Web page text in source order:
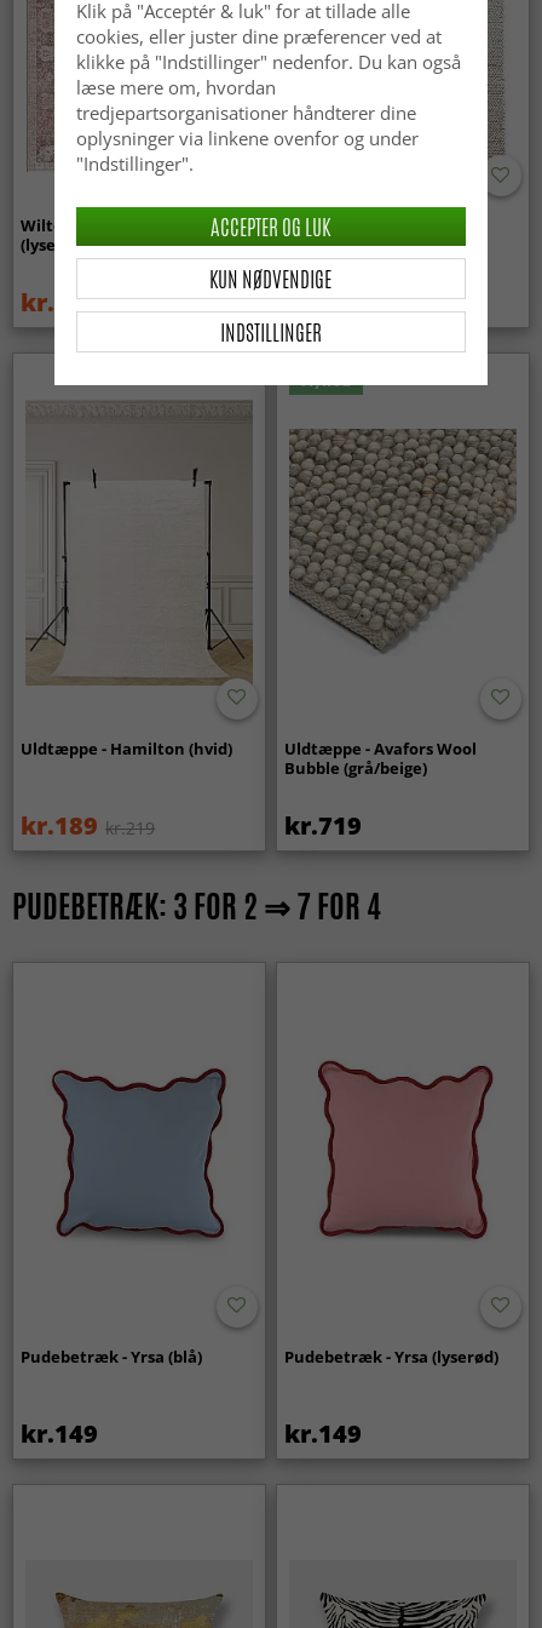
Wilton-tæppe - Gombalia
(lyserød)
kr.329 kr.439
Uldtæppe - Avafors Wool
Bubble (natural)
kr.719
Uldtæppe - Hamilton (hvid)
kr.189 kr.219
Nyhed
Uldtæppe - Avafors Wool
Bubble (grå/beige)
kr.719
PUDEBETRÆK: 3 FOR 2 ⇒ 7 FOR 4
Pudebetræk - Yrsa (blå)
kr.149
Pudebetræk - Yrsa (lyserød)
kr.149
Klik på "Acceptér & luk" for at tillade alle
cookies, eller juster dine præferencer ved at
klikke på "Indstillinger" nedenfor. Du kan også
læse mere om, hvordan
tredjepartsorganisationer håndterer dine
oplysninger via linkene ovenfor og under
"Indstillinger".
INDSTILLINGER
KUN NØDVENDIGE
ACCEPTER OG LUK